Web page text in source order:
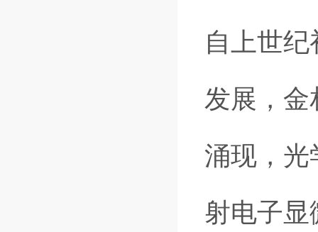
自上世
发展，金
涌现，
射电子